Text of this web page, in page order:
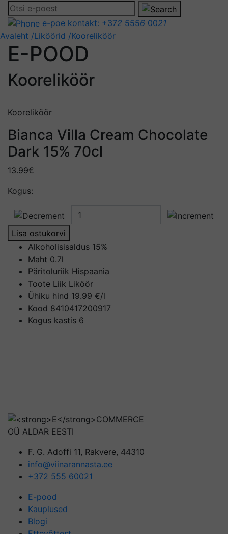
e-poe kontakt: +372 5556 0021
Avaleht /Liköörid /Kooreliköör
E-POOD
Kooreliköör
Kooreliköör
Bianca Villa Cream Chocolate
Dark 15% 70cl
13.99€
Kogus:
Lisa ostukorvi
Alkoholisisaldus 15%
Maht 0.7l
Päritoluriik Hispaania
Toote Liik Liköör
Ühiku hind 19.99 €/l
Kood 8410417200917
Kogus kastis 6
OÜ ALDAR EESTI
F. G. Adoffi 11, Rakvere, 44310
info@viinarannasta.ee
+372 555 60021
E-pood
Kauplused
Blogi